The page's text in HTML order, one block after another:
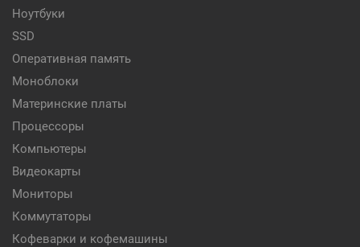
Ноутбуки
SSD
Оперативная память
Моноблоки
Материнские платы
Процессоры
Компьютеры
Видеокарты
Мониторы
Коммутаторы
Кофеварки и кофемашины